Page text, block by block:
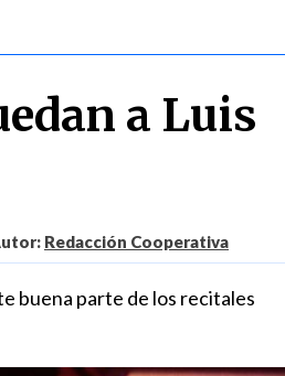
a Luis
Redacción Cooperativa
buena parte de los recitales